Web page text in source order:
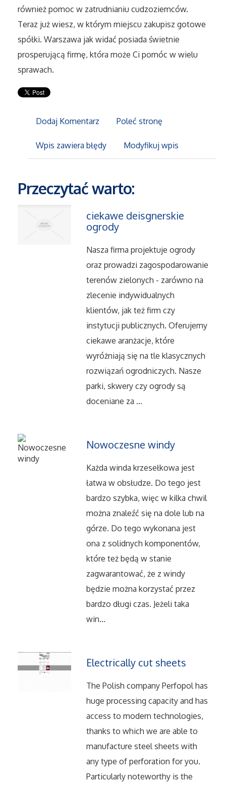
Maszyny
Narzędzia
Wynajem
Usługi Motoryzacyjne
Materiały Promocyjne
Agencje Reklamowe
Materiały Reklamowe
Ćwiczenia
Imprezy Integracyjne
Serwis
Informatyczne
Restauracje, Catering
Fotografia
Adwokaci, Porady Prawne
Ślub i Wesele
Sprzątanie, Porządkowanie
Serwis
Opieka
Inne Usługi
Noclegi
również pomoc w zatrudnianiu cudzoziemców.
Teraz już wiesz, w którym miejscu zakupisz gotowe
spółki. Warszawa jak widać posiada świetnie
prosperującą firmę, która może Ci pomóc w wielu
sprawach.
Dodaj Komentarz Poleć stronę
Wpis zawiera błędy Modyfikuj wpis
Przeczytać warto:
ciekawe deisgnerskie
ogrody
Nasza firma projektuje ogrody
oraz prowadzi zagospodarowanie
terenów zielonych - zarówno na
zlecenie indywidualnych
klientów, jak też firm czy
instytucji publicznych. Oferujemy
ciekawe aranżacje, które
wyróżniają się na tle klasycznych
rozwiązań ogrodniczych. Nasze
parki, skwery czy ogrody są
doceniane za ...
Nowoczesne windy
Każda winda krzesełkowa jest
łatwa w obsłudze. Do tego jest
bardzo szybka, więc w kilka chwil
można znaleźć się na dole lub na
górze. Do tego wykonana jest
ona z solidnych komponentów,
które też będą w stanie
zagwarantować, że z windy
będzie można korzystać przez
bardzo długi czas. Jeżeli taka
win...
Electrically cut sheets
The Polish company Perfopol has
huge processing capacity and has
access to modern technologies,
thanks to which we are able to
manufacture steel sheets with
any type of perforation for you.
Particularly noteworthy is the